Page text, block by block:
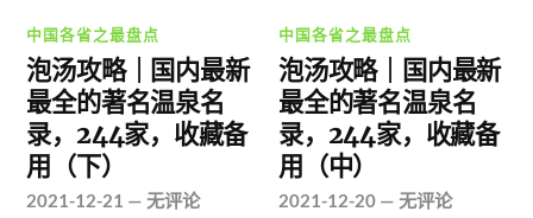
中国各省之最盘点
泡汤攻略｜国内最新
最全的著名温泉名
录，244家，收藏备
用（下）
2021-12-21 —无评论
中国各省之最盘点
泡汤攻略｜国内最新
最全的著名温泉名
录，244家，收藏备
用（中）
2021-12-20 —无评论